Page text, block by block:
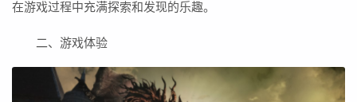
在游戏过程中充满探索和发现的乐趣。
二、游戏体验